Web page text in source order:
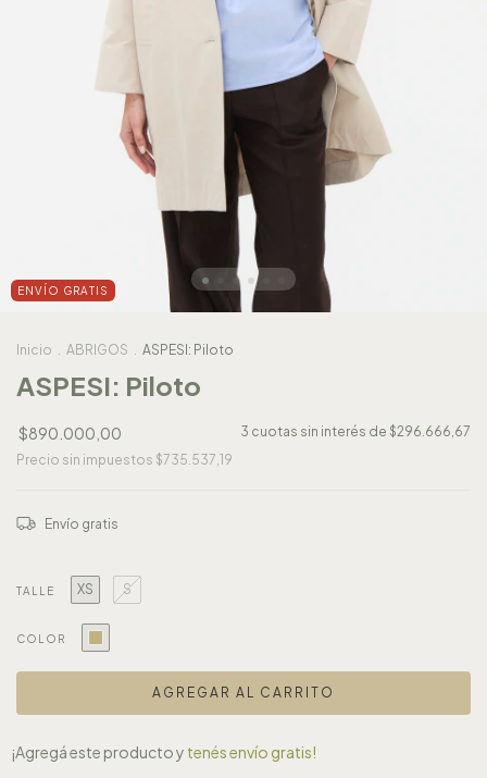
ENVÍO GRATIS
Inicio ABRIGOS ASPESI: Piloto
ASPESI: Piloto
$890.000,00 3 cuotas sin interés de $296.666,67
Precio sin impuestos $735.537,19
Envío gratis
TALLE XS S
COLOR
¡Agregá este producto y tenés envío gratis!